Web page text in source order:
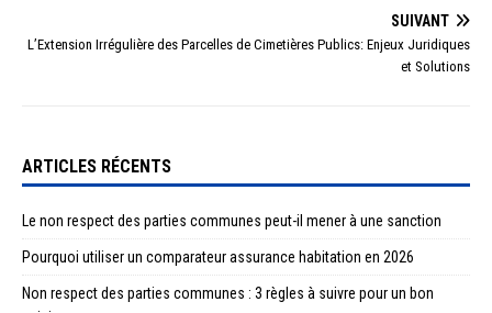
SUIVANT
L’Extension Irrégulière des Parcelles de Cimetières Publics: Enjeux Juridiques
et Solutions
ARTICLES RÉCENTS
Le non respect des parties communes peut-il mener à une sanction
Pourquoi utiliser un comparateur assurance habitation en 2026
Non respect des parties communes : 3 règles à suivre pour un bon